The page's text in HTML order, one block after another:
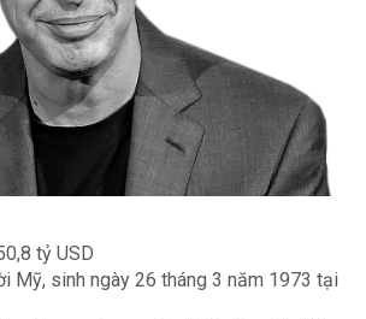
tỷ USD
Mỹ, sinh ngày 26 tháng 3 năm 1973 tại